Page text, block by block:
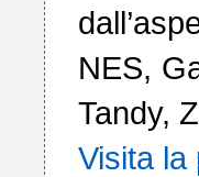
NES,
Visita la